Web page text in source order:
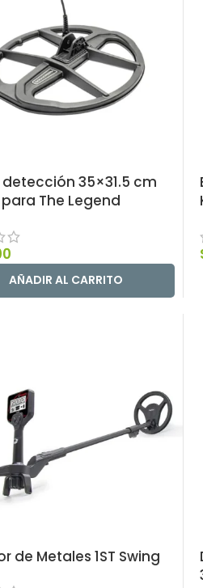
35×31.5 cm
The Legend
AÑADIR AL CARRITO
de Metales 1ST Swing